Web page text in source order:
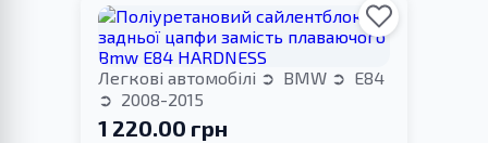
Легкові автомобілі BMW
E84
2008-2015
1 220.00 грн